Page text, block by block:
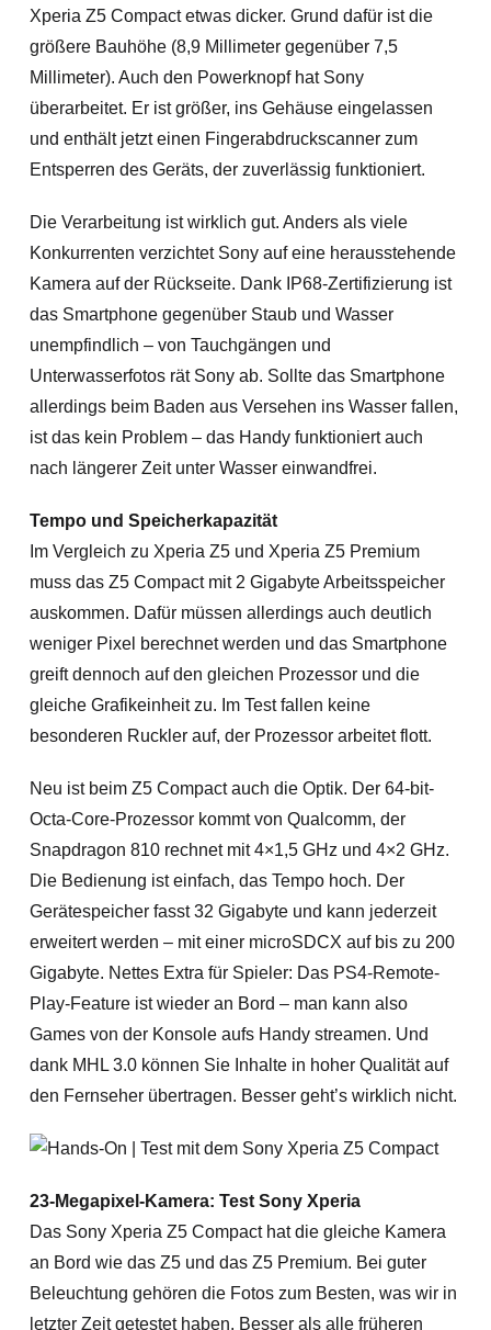
Xperia Z5 Compact etwas dicker. Grund dafür ist die
größere Bauhöhe (8,9 Millimeter gegenüber 7,5
Millimeter). Auch den Powerknopf hat Sony
überarbeitet. Er ist größer, ins Gehäuse eingelassen
und enthält jetzt einen Fingerabdruckscanner zum
Entsperren des Geräts, der zuverlässig funktioniert.
Die Verarbeitung ist wirklich gut. Anders als viele
Konkurrenten verzichtet Sony auf eine herausstehende
Kamera auf der Rückseite. Dank IP68-Zertifizierung ist
das Smartphone gegenüber Staub und Wasser
unempfindlich – von Tauchgängen und
Unterwasserfotos rät Sony ab. Sollte das Smartphone
allerdings beim Baden aus Versehen ins Wasser fallen,
ist das kein Problem – das Handy funktioniert auch
nach längerer Zeit unter Wasser einwandfrei.
Tempo und Speicherkapazität
Im Vergleich zu Xperia Z5 und Xperia Z5 Premium
muss das Z5 Compact mit 2 Gigabyte Arbeitsspeicher
auskommen. Dafür müssen allerdings auch deutlich
weniger Pixel berechnet werden und das Smartphone
greift dennoch auf den gleichen Prozessor und die
gleiche Grafikeinheit zu. Im Test fallen keine
besonderen Ruckler auf, der Prozessor arbeitet flott.
Neu ist beim Z5 Compact auch die Optik. Der 64-bit-
Octa-Core-Prozessor kommt von Qualcomm, der
Snapdragon 810 rechnet mit 4×1,5 GHz und 4×2 GHz.
Die Bedienung ist einfach, das Tempo hoch. Der
Gerätespeicher fasst 32 Gigabyte und kann jederzeit
erweitert werden – mit einer microSDCX auf bis zu 200
Gigabyte. Nettes Extra für Spieler: Das PS4-Remote-
Play-Feature ist wieder an Bord – man kann also
Games von der Konsole aufs Handy streamen. Und
dank MHL 3.0 können Sie Inhalte in hoher Qualität auf
den Fernseher übertragen. Besser geht’s wirklich nicht.
23-Megapixel-Kamera: Test Sony Xperia
Das Sony Xperia Z5 Compact hat die gleiche Kamera
an Bord wie das Z5 und das Z5 Premium. Bei guter
Beleuchtung gehören die Fotos zum Besten, was wir in
letzter Zeit getestet haben. Besser als alle früheren